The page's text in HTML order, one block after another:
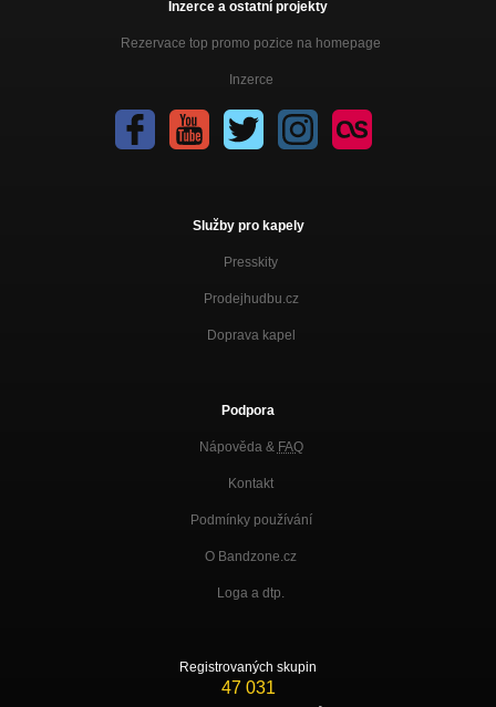
Inzerce a ostatní projekty
Rezervace top promo pozice na homepage
Inzerce
Služby pro kapely
Presskity
Prodejhudbu.cz
Doprava kapel
Podpora
Nápověda & FAQ
Kontakt
Podmínky používání
O Bandzone.cz
Loga a dtp.
Registrovaných skupin
47 031